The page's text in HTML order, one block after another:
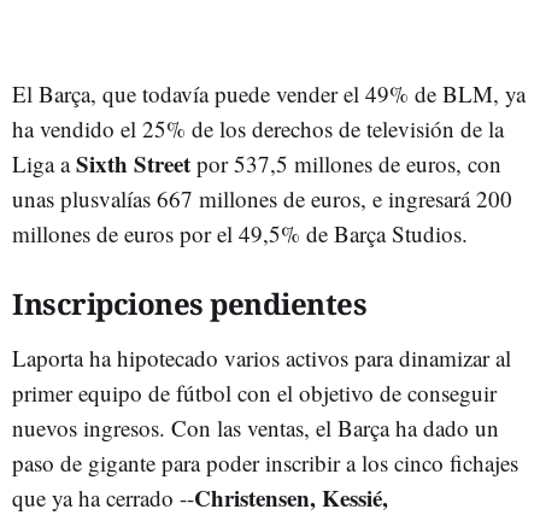
El Barça, que todavía puede vender el 49% de BLM, ya
ha vendido el 25% de los derechos de televisión de la
Liga aSixth Street por 537,5 millones de euros, con
unas plusvalías 667 millones de euros, e ingresará 200
millones de euros por el 49,5% de Barça Studios.
Inscripciones pendientes
Laporta ha hipotecado varios activos para dinamizar al
primer equipo de fútbol con el objetivo de conseguir
nuevos ingresos. Con las ventas, el Barça ha dado un
paso de gigante para poder inscribir a los cinco fichajes
que ya ha cerrado --Christensen, Kessié,